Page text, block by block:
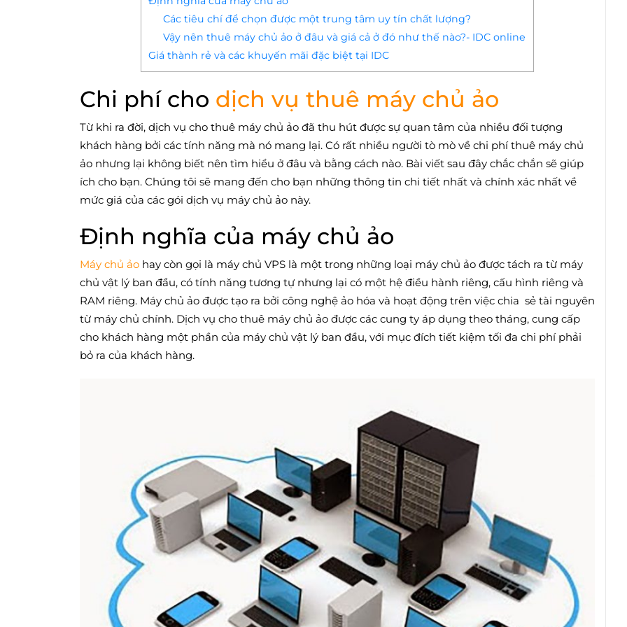
Các tiêu chí để chọn được một trung tâm uy tín chất lượng?
Vậy nên thuê máy chủ ảo ở đâu và giá cả ở đó như thế nào?- IDC online
Giá thành rẻ và các khuyến mãi đặc biệt tại IDC
Chi phí cho dịch vụ thuê máy chủ ảo
Từ khi ra đời, dịch vụ cho thuê máy chủ ảo đã thu hút được sự quan tâm của nhiều đối tượng
khách hàng bởi các tính năng mà nó mang lại. Có rất nhiều người tò mò về chi phí thuê máy chủ
ảo nhưng lại không biết nên tìm hiểu ở đâu và bằng cách nào. Bài viết sau đây chắc chắn sẽ giúp
ích cho bạn. Chúng tôi sẽ mang đến cho bạn những thông tin chi tiết nhất và chính xác nhất về
mức giá của các gói dịch vụ máy chủ ảo này.
Định nghĩa của máy chủ ảo
Máy chủ ảo hay còn gọi là máy chủ VPS là một trong những loại máy chủ ảo được tách ra từ máy
chủ vật lý ban đầu, có tính năng tương tự nhưng lại có một hệ điều hành riêng, cấu hình riêng và
RAM riêng. Máy chủ ảo được tạo ra bởi công nghệ ảo hóa và hoạt động trên việc chia sẻ tài nguyên
từ máy chủ chính. Dịch vụ cho thuê máy chủ ảo được các cung ty áp dụng theo tháng, cung cấp
cho khách hàng một phần của máy chủ vật lý ban đầu, với mục đích tiết kiệm tối đa chi phí phải
bỏ ra của khách hàng.